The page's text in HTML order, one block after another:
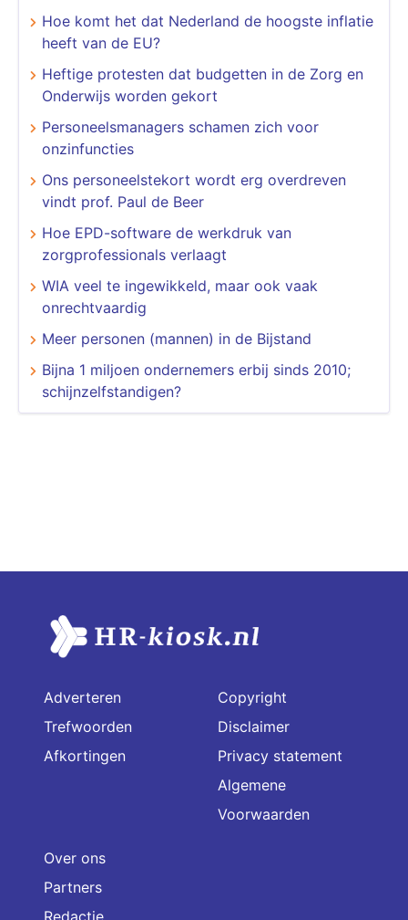
Hoe komt het dat Nederland de hoogste inflatie
heeft van de EU?
Heftige protesten dat budgetten in de Zorg en
Onderwijs worden gekort
​​​​​​​Personeelsmanagers schamen zich voor
onzinfuncties
Ons personeelstekort wordt erg overdreven
vindt prof. Paul de Beer
Hoe EPD-software de werkdruk van
zorgprofessionals verlaagt
WIA veel te ingewikkeld, maar ook vaak
onrechtvaardig
Meer personen (mannen) in de Bijstand
Bijna 1 miljoen ondernemers erbij sinds 2010;
schijnzelfstandigen?
Adverteren
Trefwoorden
Afkortingen
Copyright
Disclaimer
Privacy statement
Algemene
Voorwaarden
Over ons
Partners
Redactie